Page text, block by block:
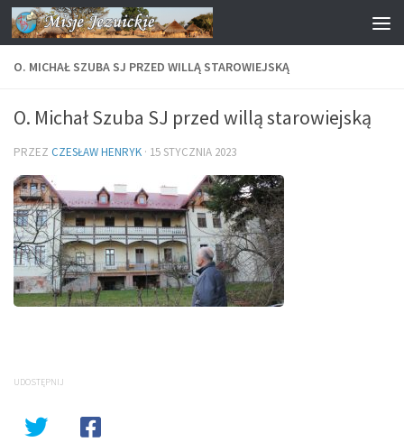
Przejdź do treści
O. MICHAŁ SZUBA SJ PRZED WILLĄ STAROWIEJSKĄ
O. Michał Szuba SJ przed willą starowiejską
PRZEZ CZESŁAW HENRYK · 15 STYCZNIA 2023
UDOSTĘPNIJ